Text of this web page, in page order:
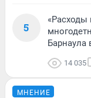
5
«Расходы
14 035
МНЕНИЕ